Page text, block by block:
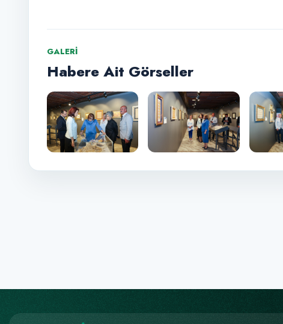
GALERI
Habere Ait Görseller